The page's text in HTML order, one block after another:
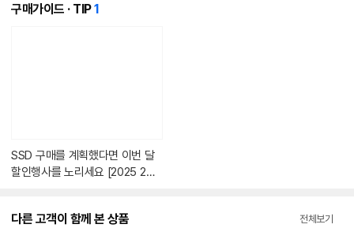
구매가이드 · TIP1개
SSD 구매를 계획했다면 이번 달
할인행사를 노리세요 [2025 2월
다른 고객이 함께 본 상품 전체보기